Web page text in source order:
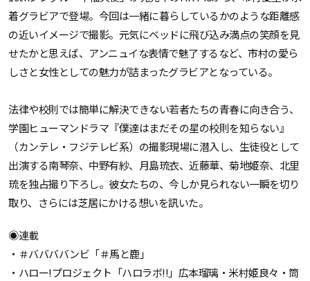
着グラビアで登場。今回は一緒に暮らしているかのような距離感
の近いイメージで撮影。元気にベッドに飛び込み満点の笑顔を見
せたかと思えば、アンニュイな表情で魅了するなど、市村の愛ら
しさと女性としての魅力が詰まったグラビアとなっている。
法律や校則では簡単に解決できない若者たちの青春に向き合う、
学園ヒューマンドラマ『僕達はまだその星の校則を知らない』
（カンテレ・フジテレビ系）の撮影現場に潜入し、生徒役として
出演する南琴奈、中野有紗、月島琉衣、近藤華、菊地姫奈、北里
琉を独占撮り下ろし。彼女たちの、今しか見られない一瞬を切り
取り、さらには芝居にかける想いを訊いた。
◉連載
・＃ババババンビ「＃馬と鹿」
・ハロー!プロジェクト「ハロラボ!!」広本瑠璃・米村姫良々・筒